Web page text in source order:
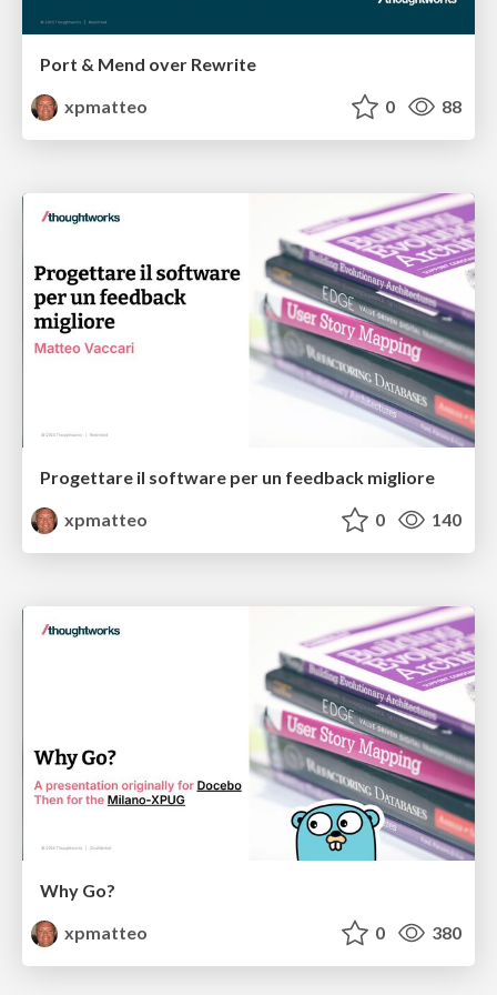
Port & Mend over Rewrite
xpmatteo
0 88
Progettare il software per un feedback migliore
xpmatteo
0 140
Why Go?
xpmatteo
0 380